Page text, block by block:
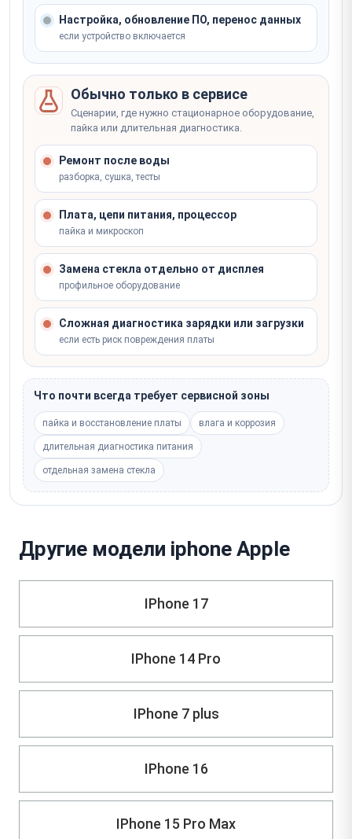
Настройка, обновление ПО, перенос данных
если устройство включается
Обычно только в сервисе
Сценарии, где нужно стационарное оборудование,
пайка или длительная диагностика.
Ремонт после воды
разборка, сушка, тесты
Плата, цепи питания, процессор
пайка и микроскоп
Замена стекла отдельно от дисплея
профильное оборудование
Сложная диагностика зарядки или загрузки
если есть риск повреждения платы
Что почти всегда требует сервисной зоны
пайка и восстановление платы влага и коррозия
длительная диагностика питания
отдельная замена стекла
Другие модели iphone Apple
IPhone 17
IPhone 14 Pro
IPhone 7 plus
IPhone 16
IPhone 15 Pro Max